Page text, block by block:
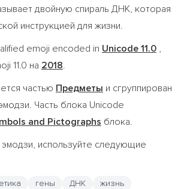
двойную спираль ДНК, которая
инструкцией для жизни.
emoji encoded in Unicode 11.0 ,
11.0 на 2018.
частью Предметы и сгруппирован
Часть блока Unicode
and Pictographs блока.
эмодзи, используйте следующие
гены ДНК
жизнь